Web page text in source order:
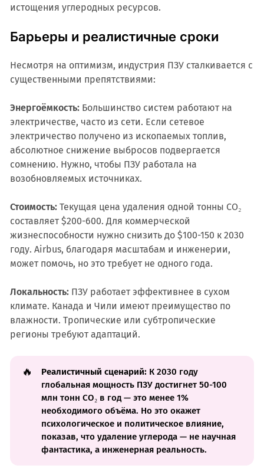
истощения углеродных ресурсов.
Барьеры и реалистичные сроки
Несмотря на оптимизм, индустрия ПЗУ сталкивается с
существенными препятствиями:
Энергоёмкость:Большинство систем работают на
электричестве, часто из сети. Если сетевое
электричество получено из ископаемых топлив,
абсолютное снижение выбросов подвергается
сомнению. Нужно, чтобы ПЗУ работала на
возобновляемых источниках.
Стоимость:Текущая цена удаления одной тонны CO₂
составляет $200-600. Для коммерческой
жизнеспособности нужно снизить до $100-150 к 2030
году. Airbus, благодаря масштабам и инженерии,
может помочь, но это требует не одного года.
Локальность:ПЗУ работает эффективнее в сухом
климате. Канада и Чили имеют преимущество по
влажности. Тропические или субтропические
регионы требуют адаптаций.
🔥 Реалистичный сценарий: К 2030 году
глобальная мощность ПЗУ достигнет 50-100
млн тонн CO₂ в год — это менее 1%
необходимого объёма. Но это окажет
психологическое и политическое влияние,
показав, что удаление углерода — не научная
фантастика, а инженерная реальность.